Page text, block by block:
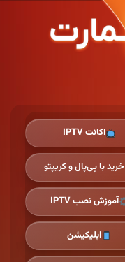
اکانت IPTV
خرید با پی‌پال و کریپتو
آموزش نصب IPTV
اپلیکیشن